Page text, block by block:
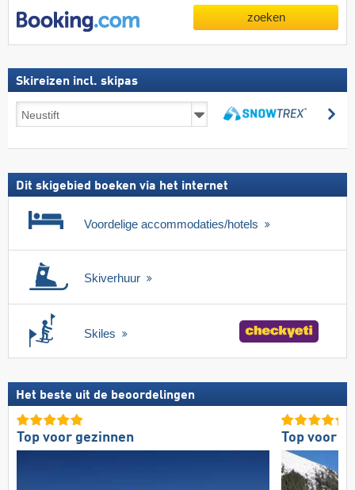
zoeken
Skireizen incl. skipas
Skireizen
incl.
Dit skigebied boeken via het internet
Voordelige accommodaties/hotels
Skiverhuur
Skiles
Het beste uit de beoordelingen
Top voor gezinnen Top voor